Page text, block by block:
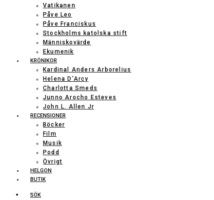
Vatikanen
Påve Leo
Påve Franciskus
Stockholms katolska stift
Människovärde
Ekumenik
KRÖNIKOR
Kardinal Anders Arborelius
Helena D’Arcy
Charlotta Smeds
Junno Arocho Esteves
John L. Allen Jr
RECENSIONER
Böcker
Film
Musik
Podd
Övrigt
HELGON
BUTIK
SÖK